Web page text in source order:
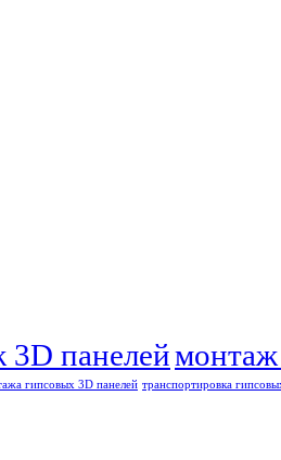
3D панелеймонтаж
гипсовых 3D панелей транспортировка